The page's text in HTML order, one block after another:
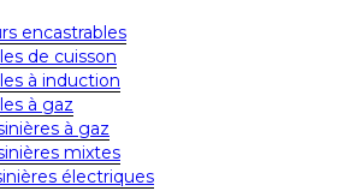
encastrables
de cuisson
à induction
à gaz
à gaz
mixtes
électriques